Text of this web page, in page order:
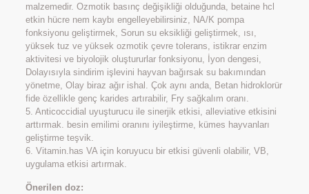
malzemedir. Ozmotik basınç değişikliği olduğunda, betaine hcl
etkin hücre nem kaybı engelleyebilirsiniz, NA/K pompa
fonksiyonu geliştirmek, Sorun su eksikliği geliştirmek, ısı,
yüksek tuz ve yüksek ozmotik çevre tolerans, istikrar enzim
aktivitesi ve biyolojik oluştururlar fonksiyonu, İyon dengesi,
Dolayısıyla sindirim işlevini hayvan bağırsak su bakımından
yönetme, Olay biraz ağır ishal. Çok aynı anda, Betan hidroklorür
fide özellikle genç karides artırabilir, Fry sağkalım oranı.
5. Anticoccidial uyuşturucu ile sinerjik etkisi, alleviative etkisini
arttırmak. besin emilimi oranını iyileştirme, kümes hayvanları
geliştirme teşvik.
6. Vitamin.has VA için koruyucu bir etkisi güvenli olabilir, VB,
uygulama etkisi artırmak.
Önerilen doz: